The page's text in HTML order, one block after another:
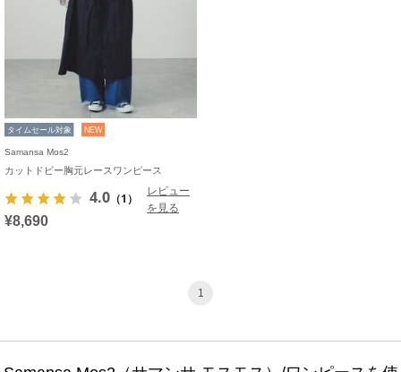
タイムセール対象 NEW
Samansa Mos2
カットドビー胸元レースワンピース
4.0 （1）
レビュー
を見る
¥8,690
1